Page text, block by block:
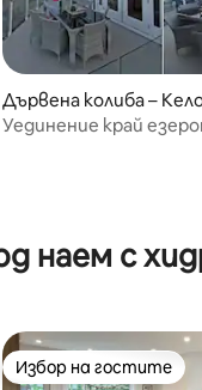
4,73 от 5, 15
Дървена колиба –
Уединение край
наем с
Избор на гостите
Избор на гостите